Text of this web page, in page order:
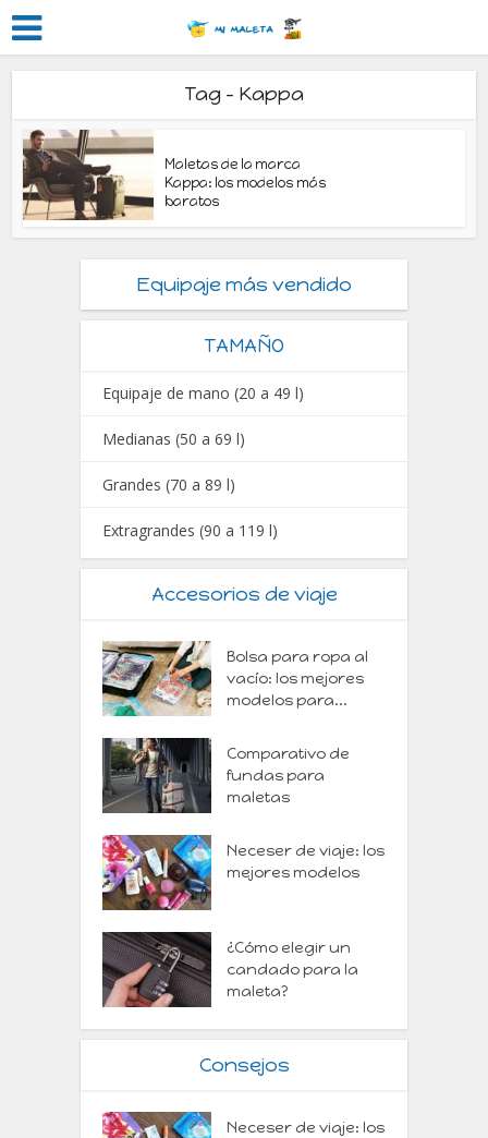
Tag - Kappa
Maletas de la marca
Kappa: los modelos más
baratos
Equipaje más vendido
TAMAÑO
Equipaje de mano (20 a 49 l)
Medianas (50 a 69 l)
Grandes (70 a 89 l)
Extragrandes (90 a 119 l)
Accesorios de viaje
Bolsa para ropa al
vacío: los mejores
modelos para...
Comparativo de
fundas para
maletas
Neceser de viaje: los
mejores modelos
¿Cómo elegir un
candado para la
maleta?
Consejos
Neceser de viaje: los